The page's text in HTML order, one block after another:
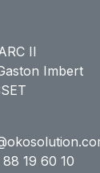
II
Imbert
19 60 10